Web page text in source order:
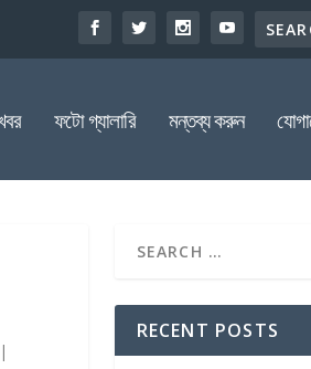
ফটো গ্যালারি মন্তব্য করুন
RECENT POSTS